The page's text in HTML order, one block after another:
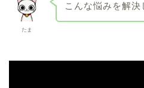
たま
こんな悩みを解決